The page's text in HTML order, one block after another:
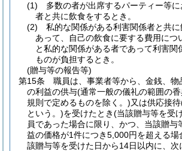
(1)
多数の者が出席するパーティー等
者と共に飲食をするとき。
(2)
私的な関係がある利害関係者と共
あって、自己の飲食に要する費用につ
と私的な関係がある者であって利害関
ものが負担するとき。
(贈与等の報告等)
第15条
職員は、事業者等から、金銭、物
の利益の供与(通常一般の儀礼の範囲の
規則で定めるものを除く。)又は供応接待
という。)を受けたとき(当該贈与等を受
員であった場合に限り、かつ、当該贈与
益の価格が1件につき5,000円を超える場
該贈与等を受けた日から14日以内に、次